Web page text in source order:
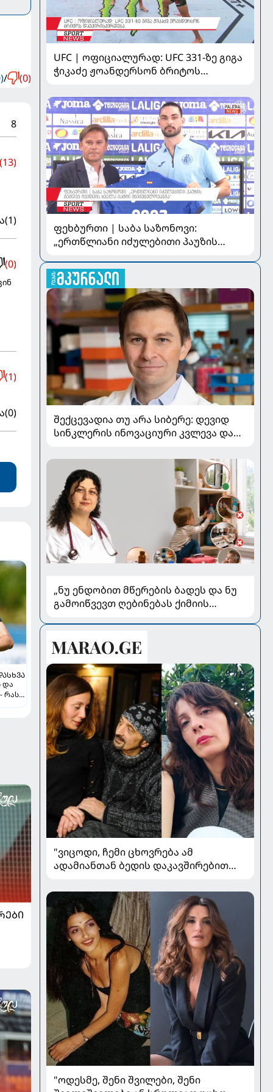
/ (0)
8
(1)
(0)
(1)
(0)
და
რას
UFC | ოფიციალურად: UFC 331-ზე გიგა
ჭიკაძე ჟოანდერსონ ბრიტოს
ფეხბურთი | საბა საზონოვი:
„ერთწლიანი იძულებითი პაუზის
მნიშვნელოვანია“
შექცევადია თუ არა სიბერე: დევიდ
სინკლერის ინოვაციური კვლევა და
„ნუ ენდობით მწერების ბადეს და ნუ
გამოიწვევთ ღებინებას ქიმიის
პედიატრ სალომე ახვლედიანის
რჩევები
"ვიცოდი, ჩემი ცხოვრება ამ
ადამიანთან ბედის დაკავშირებით
ჟვანია დატო ევგენიძესთან
ქორწინებასა და ოჯახზე
"ოდესმე, შენი შვილები, შენი